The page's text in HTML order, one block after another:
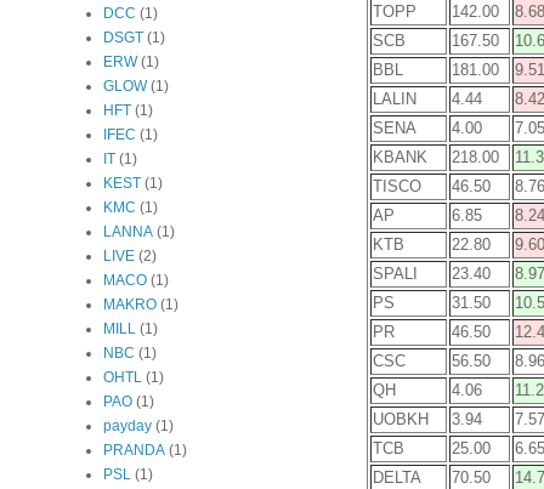
TOPP
142.00
8.68
SCB
167.50
BBL
181.00
9.51
LALIN
4.44
8.42
SENA
4.00
7.05
KBANK
218.00
TISCO
46.50
8.76
AP
6.85
8.24
KTB
22.80
9.60
SPALI
23.40
8.97
PS
31.50
PR
46.50
CSC
56.50
8.96
QH
4.06
UOBKH
3.94
7.57
TCB
25.00
6.65
DELTA
70.50
DCC (1)
DSGT (1)
ERW (1)
GLOW (1)
HFT (1)
IFEC (1)
IT (1)
KEST (1)
KMC (1)
LANNA (1)
LIVE (2)
MACO (1)
MAKRO (1)
MILL (1)
NBC (1)
OHTL (1)
PAO (1)
payday (1)
PRANDA (1)
PSL (1)